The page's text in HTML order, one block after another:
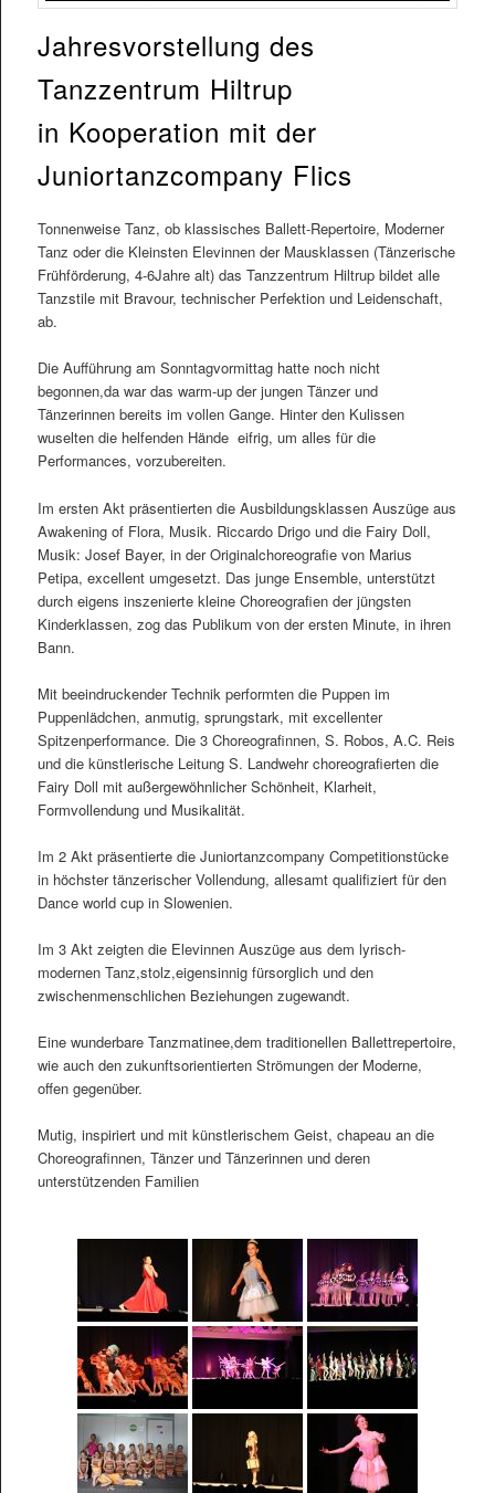
Jahresvorstellung des
Tanzzentrum Hiltrup
in Kooperation mit der
Juniortanzcompany Flics
Tonnenweise Tanz, ob klassisches Ballett-Repertoire, Moderner
Tanz oder die Kleinsten Elevinnen der Mausklassen (Tänzerische
Frühförderung, 4-6Jahre alt) das Tanzzentrum Hiltrup bildet alle
Tanzstile mit Bravour, technischer Perfektion und Leidenschaft,
ab.
Die Aufführung am Sonntagvormittag hatte noch nicht
begonnen,da war das warm-up der jungen Tänzer und
Tänzerinnen bereits im vollen Gange. Hinter den Kulissen
wuselten die helfenden Hände eifrig, um alles für die
Performances, vorzubereiten.
Im ersten Akt präsentierten die Ausbildungsklassen Auszüge aus
Awakening of Flora, Musik. Riccardo Drigo und die Fairy Doll,
Musik: Josef Bayer, in der Originalchoreografie von Marius
Petipa, excellent umgesetzt. Das junge Ensemble, unterstützt
durch eigens inszenierte kleine Choreografien der jüngsten
Kinderklassen, zog das Publikum von der ersten Minute, in ihren
Bann.
Mit beeindruckender Technik performten die Puppen im
Puppenlädchen, anmutig, sprungstark, mit excellenter
Spitzenperformance. Die 3 Choreografinnen, S. Robos, A.C. Reis
und die künstlerische Leitung S. Landwehr choreografierten die
Fairy Doll mit außergewöhnlicher Schönheit, Klarheit,
Formvollendung und Musikalität.
Im 2 Akt präsentierte die Juniortanzcompany Competitionstücke
in höchster tänzerischer Vollendung, allesamt qualifiziert für den
Dance world cup in Slowenien.
Im 3 Akt zeigten die Elevinnen Auszüge aus dem lyrisch-
modernen Tanz,stolz,eigensinnig fürsorglich und den
zwischenmenschlichen Beziehungen zugewandt.
Eine wunderbare Tanzmatinee,dem traditionellen Ballettrepertoire,
wie auch den zukunftsorientierten Strömungen der Moderne,
offen gegenüber.
Mutig, inspiriert und mit künstlerischem Geist, chapeau an die
Choreografinnen, Tänzer und Tänzerinnen und deren
unterstützenden Familien